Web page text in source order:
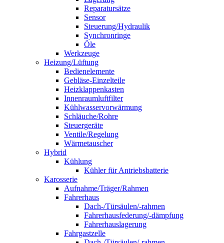
Reparatursätze
Sensor
Steuerung/Hydraulik
Synchronringe
Öle
Werkzeuge
Heizung/Lüftung
Bedienelemente
Gebläse-Einzelteile
Heizklappenkasten
Innenraumluftfilter
Kühlwasservorwärmung
Schläuche/Rohre
Steuergeräte
Ventile/Regelung
Wärmetauscher
Hybrid
Kühlung
Kühler für Antriebsbatterie
Karosserie
Aufnahme/Träger/Rahmen
Fahrerhaus
Dach-/Türsäulen/-rahmen
Fahrerhausfederung/-dämpfung
Fahrerhauslagerung
Fahrgastzelle